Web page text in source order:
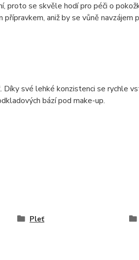
proto se skvěle hodí pro péči o
aniž by se vůně navzájem
své lehké konzistenci se rychle
bází pod make-up.
Pleť